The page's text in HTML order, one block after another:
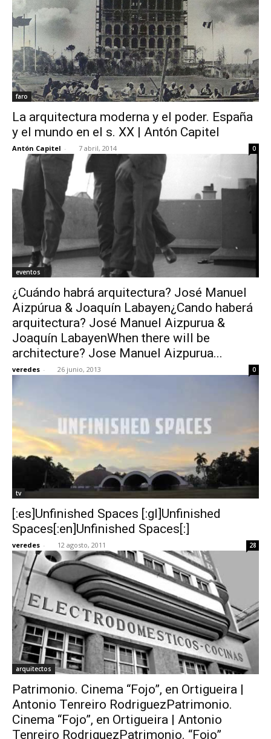
faro
La arquitectura moderna y el poder. España
y el mundo en el s. XX | Antón Capitel
Antón Capitel - 7 abril, 2014 0
eventos
¿Cuándo habrá arquitectura? José Manuel
Aizpúrua & Joaquín Labayen¿Cando haberá
arquitectura? José Manuel Aizpurua &
Joaquín LabayenWhen there will be
architecture? Jose Manuel Aizpurua...
veredes - 26 junio, 2013 0
tv
[:es]Unfinished Spaces [:gl]Unfinished
Spaces[:en]Unfinished Spaces[:]
veredes - 12 agosto, 2011 28
arquitectos
Patrimonio. Cinema “Fojo”, en Ortigueira |
Antonio Tenreiro RodriguezPatrimonio.
Cinema “Fojo”, en Ortigueira | Antonio
Tenreiro RodriguezPatrimonio. “Fojo”